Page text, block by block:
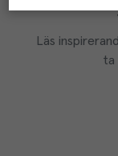
Läs
ta